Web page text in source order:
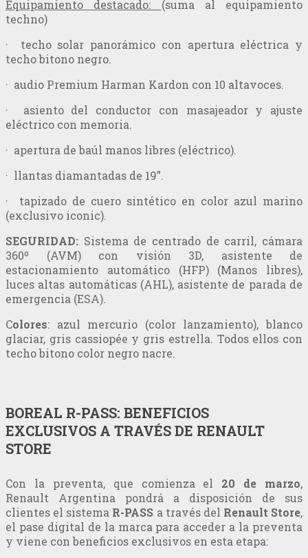
Equipamiento destacado: (suma al equipamiento
techno)
· techo solar panorámico con apertura eléctrica y
techo bitono negro.
· audio Premium Harman Kardon con 10 altavoces.
· asiento del conductor con masajeador y ajuste
eléctrico con memoria.
· apertura de baúl manos libres (eléctrico).
· llantas diamantadas de 19”.
· tapizado de cuero sintético en color azul marino
(exclusivo iconic).
SEGURIDAD: Sistema de centrado de carril, cámara
360º (AVM) con visión 3D, asistente de
estacionamiento automático (HFP) (Manos libres),
luces altas automáticas (AHL), asistente de parada de
emergencia (ESA).
Colores: azul mercurio (color lanzamiento), blanco
glaciar, gris cassiopée y gris estrella. Todos ellos con
techo bitono color negro nacre.
BOREAL R-PASS: BENEFICIOS
EXCLUSIVOS A TRAVÉS DE RENAULT
STORE
Con la preventa, que comienza el 20 de marzo,
Renault Argentina pondrá a disposición de sus
clientes el sistema R-PASS a través del Renault Store,
el pase digital de la marca para acceder a la preventa
y viene con beneficios exclusivos en esta etapa: